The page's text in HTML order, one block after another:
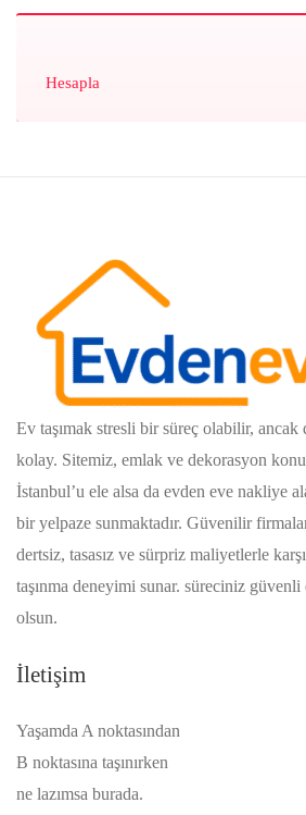
Hesapla
Ev taşımak stresli bir süreç olabilir,
kolay. Sitemiz, emlak ve dekorasyon
İstanbul’u ele alsa da evden eve nakliye
bir yelpaze sunmaktadır. Güvenilir
dertsiz, tasasız ve sürpriz maliyetlerle
taşınma deneyimi sunar. süreciniz
olsun.
İletişim
Yaşamda A noktasından
B noktasına taşınırken
ne lazımsa burada.